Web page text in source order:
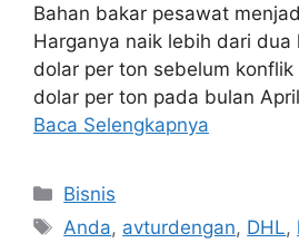
Bahan bakar pesawat
Harganya naik lebih dari
dolar per ton sebelum konflik
dolar per ton pada bulan
Baca Selengkapnya
Kategori
Bisnis
Tag
Anda, avturdengan, DHL,